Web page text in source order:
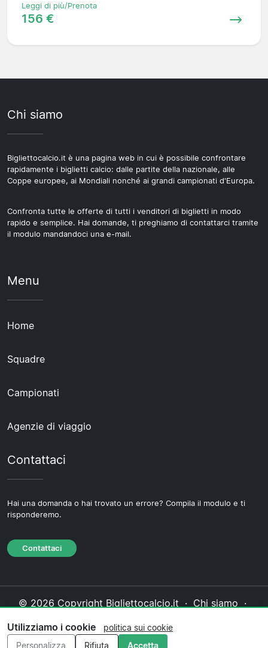
Leggi di più/Prenota
156 €
Chi siamo
Bigliettocalcio.it è una pagina web in cui è possibile confrontare
rapidamente i biglietti calcio: dalle partite della nazionale, alle
Coppe europee, ai Mondiali nonché ai grandi campionati d'Europa.
Confronta tutte le offerte di tutti i venditori di biglietti in modo
rapido e semplice. Hai domande, ti preghiamo di contattarci tramite
il modulo mandandoci una e-mail.
Menu
Home
Squadre
Campionati
Agenzie di viaggio
Contattaci
Hai una domanda o hai trovato un errore? Compila il modulo e ti
risponderemo.
Contattaci
© 2026 Copyright Bigliettocalcio.it · Chi siamo ·
cookie·Politica editoriale
Utilizziamo i cookie
politica sui cookie
Personalizza
Rifiuta Accetta